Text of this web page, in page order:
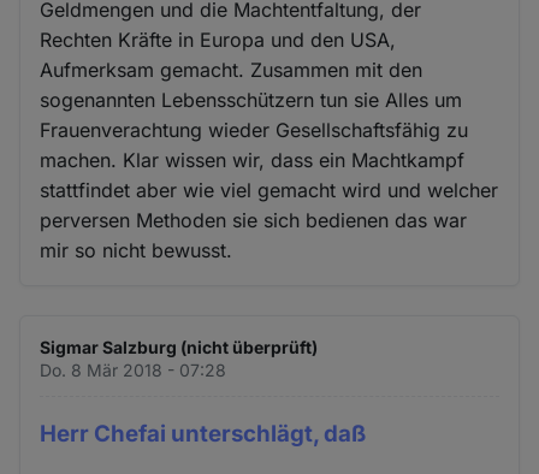
Geldmengen und die Machtentfaltung, der
Rechten Kräfte in Europa und den USA,
Aufmerksam gemacht. Zusammen mit den
sogenannten Lebensschützern tun sie Alles um
Frauenverachtung wieder Gesellschaftsfähig zu
machen. Klar wissen wir, dass ein Machtkampf
stattfindet aber wie viel gemacht wird und welcher
perversen Methoden sie sich bedienen das war
mir so nicht bewusst.
Sigmar Salzburg (nicht überprüft)
Do. 8 Mär 2018 - 07:28
Herr Chefai unterschlägt, daß